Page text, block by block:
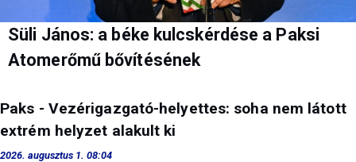
Süli János: a béke kulcskérdése a Paksi
Atomerőmű bővítésének
Paks - Vezérigazgató-helyettes: soha nem látott
extrém helyzet alakult ki
2026. augusztus 1. 08:04